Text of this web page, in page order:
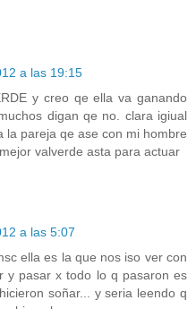
a las 19:15
y creo qe ella va ganando
digan qe no. clara igiual
la pareja qe ase con mi hombre
valverde asta para actuar
a las 5:07
ella es la que nos iso ver con
y pasar x todo lo q pasaron es
soñar... y seria leendo q